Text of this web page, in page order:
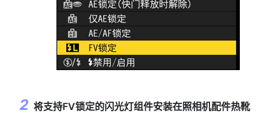
将支持FV锁定的闪光灯组件安装在照相机配件热靴